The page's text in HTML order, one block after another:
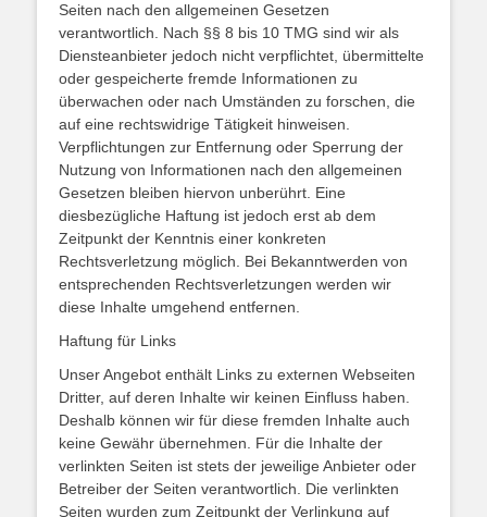
Seiten nach den allgemeinen Gesetzen
verantwortlich. Nach §§ 8 bis 10 TMG sind wir als
Diensteanbieter jedoch nicht verpflichtet, übermittelte
oder gespeicherte fremde Informationen zu
überwachen oder nach Umständen zu forschen, die
auf eine rechtswidrige Tätigkeit hinweisen.
Verpflichtungen zur Entfernung oder Sperrung der
Nutzung von Informationen nach den allgemeinen
Gesetzen bleiben hiervon unberührt. Eine
diesbezügliche Haftung ist jedoch erst ab dem
Zeitpunkt der Kenntnis einer konkreten
Rechtsverletzung möglich. Bei Bekanntwerden von
entsprechenden Rechtsverletzungen werden wir
diese Inhalte umgehend entfernen.
Haftung für Links
Unser Angebot enthält Links zu externen Webseiten
Dritter, auf deren Inhalte wir keinen Einfluss haben.
Deshalb können wir für diese fremden Inhalte auch
keine Gewähr übernehmen. Für die Inhalte der
verlinkten Seiten ist stets der jeweilige Anbieter oder
Betreiber der Seiten verantwortlich. Die verlinkten
Seiten wurden zum Zeitpunkt der Verlinkung auf